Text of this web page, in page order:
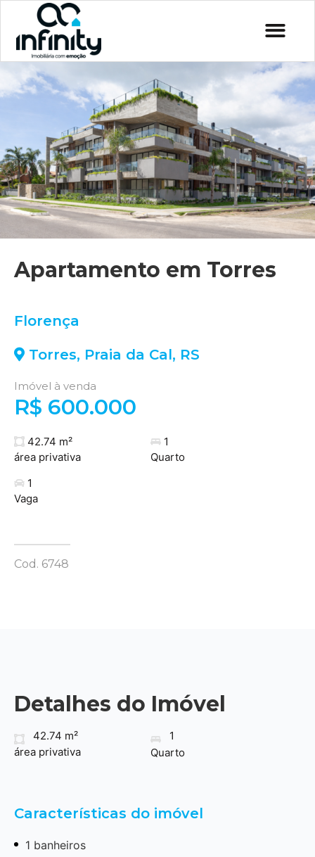
Apartamento em Torres
Florença
Torres, Praia da Cal, RS
Imóvel à venda
R$ 600.000
42.74 m²
área privativa
1
Quarto
1
Vaga
Cod. 6748
Detalhes do Imóvel
42.74 m²
área privativa
1
Quarto
Características do imóvel
1 banheiros